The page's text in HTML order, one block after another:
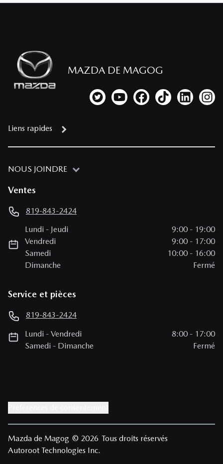
MAZDA DE MAGOG
Lien vers notre compte Twitter
Lien vers notre chaîne
Lien vers notre page
Lien vers notre
Lien vers
Lien
Liens rapides
NOUS JOINDRE
Ventes
819-843-2424
Lundi - Jeudi 9:00 - 19:00
Vendredi
9:00 - 17:00
Samedi
10:00 - 16:00
Dimanche
Fermé
Service et pièces
819-843-2424
Lundi -Vendredi 8:00 - 17:00
Samedi - Dimanche Fermé
Mazda de Magog © 2026 Tous droits réservés
Autoroot Technologies Inc.